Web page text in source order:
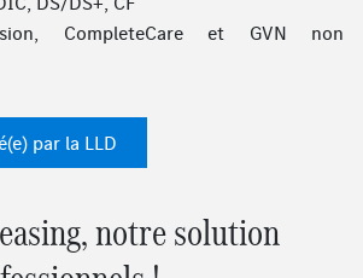
CompleteCare et GVN non
par la LLD
notre solution